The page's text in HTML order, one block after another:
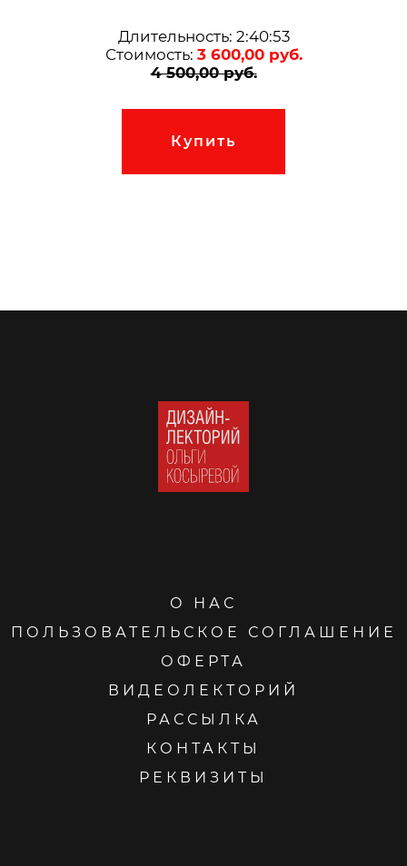
Длительность: 2:40:53
Стоимость: 3 600,00руб.
4 500,00руб.
Купить
О НАС
ПОЛЬЗОВАТЕЛЬСКОЕ СОГЛАШЕНИЕ
ОФЕРТА
ВИДЕОЛЕКТОРИЙ
РАССЫЛКА
КОНТАКТЫ
РЕКВИЗИТЫ